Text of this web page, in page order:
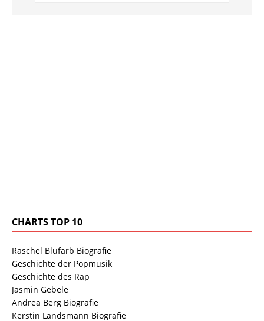
CHARTS TOP 10
Raschel Blufarb Biografie
Geschichte der Popmusik
Geschichte des Rap
Jasmin Gebele
Andrea Berg Biografie
Kerstin Landsmann Biografie